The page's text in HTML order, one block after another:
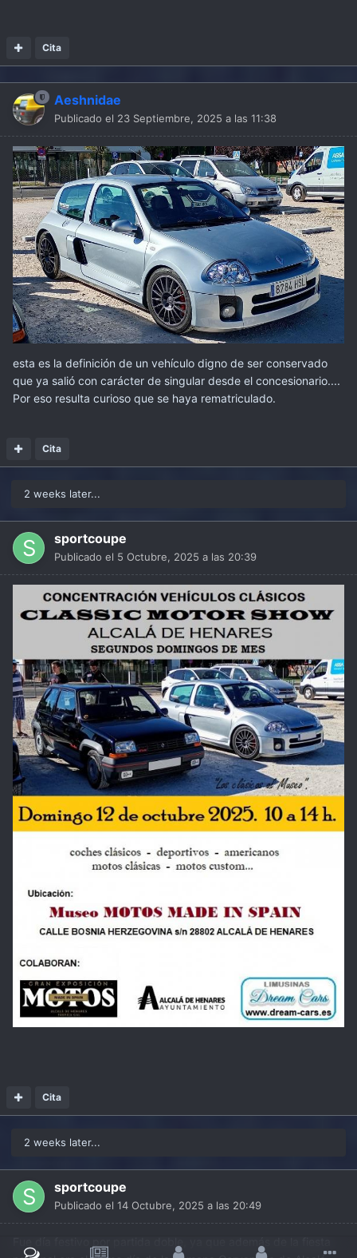
Cita
Aeshnidae
Publicado el 23 Septiembre, 2025 a las 11:38
esta es la definición de un vehículo digno de ser conservado
que ya salió con carácter de singular desde el concesionario....
Por eso resulta curioso que se haya rematriculado.
Cita
2 weeks later...
sportcoupe
Publicado el 5 Octubre, 2025 a las 20:39
Cita
2 weeks later...
sportcoupe
Publicado el 14 Octubre, 2025 a las 20:49